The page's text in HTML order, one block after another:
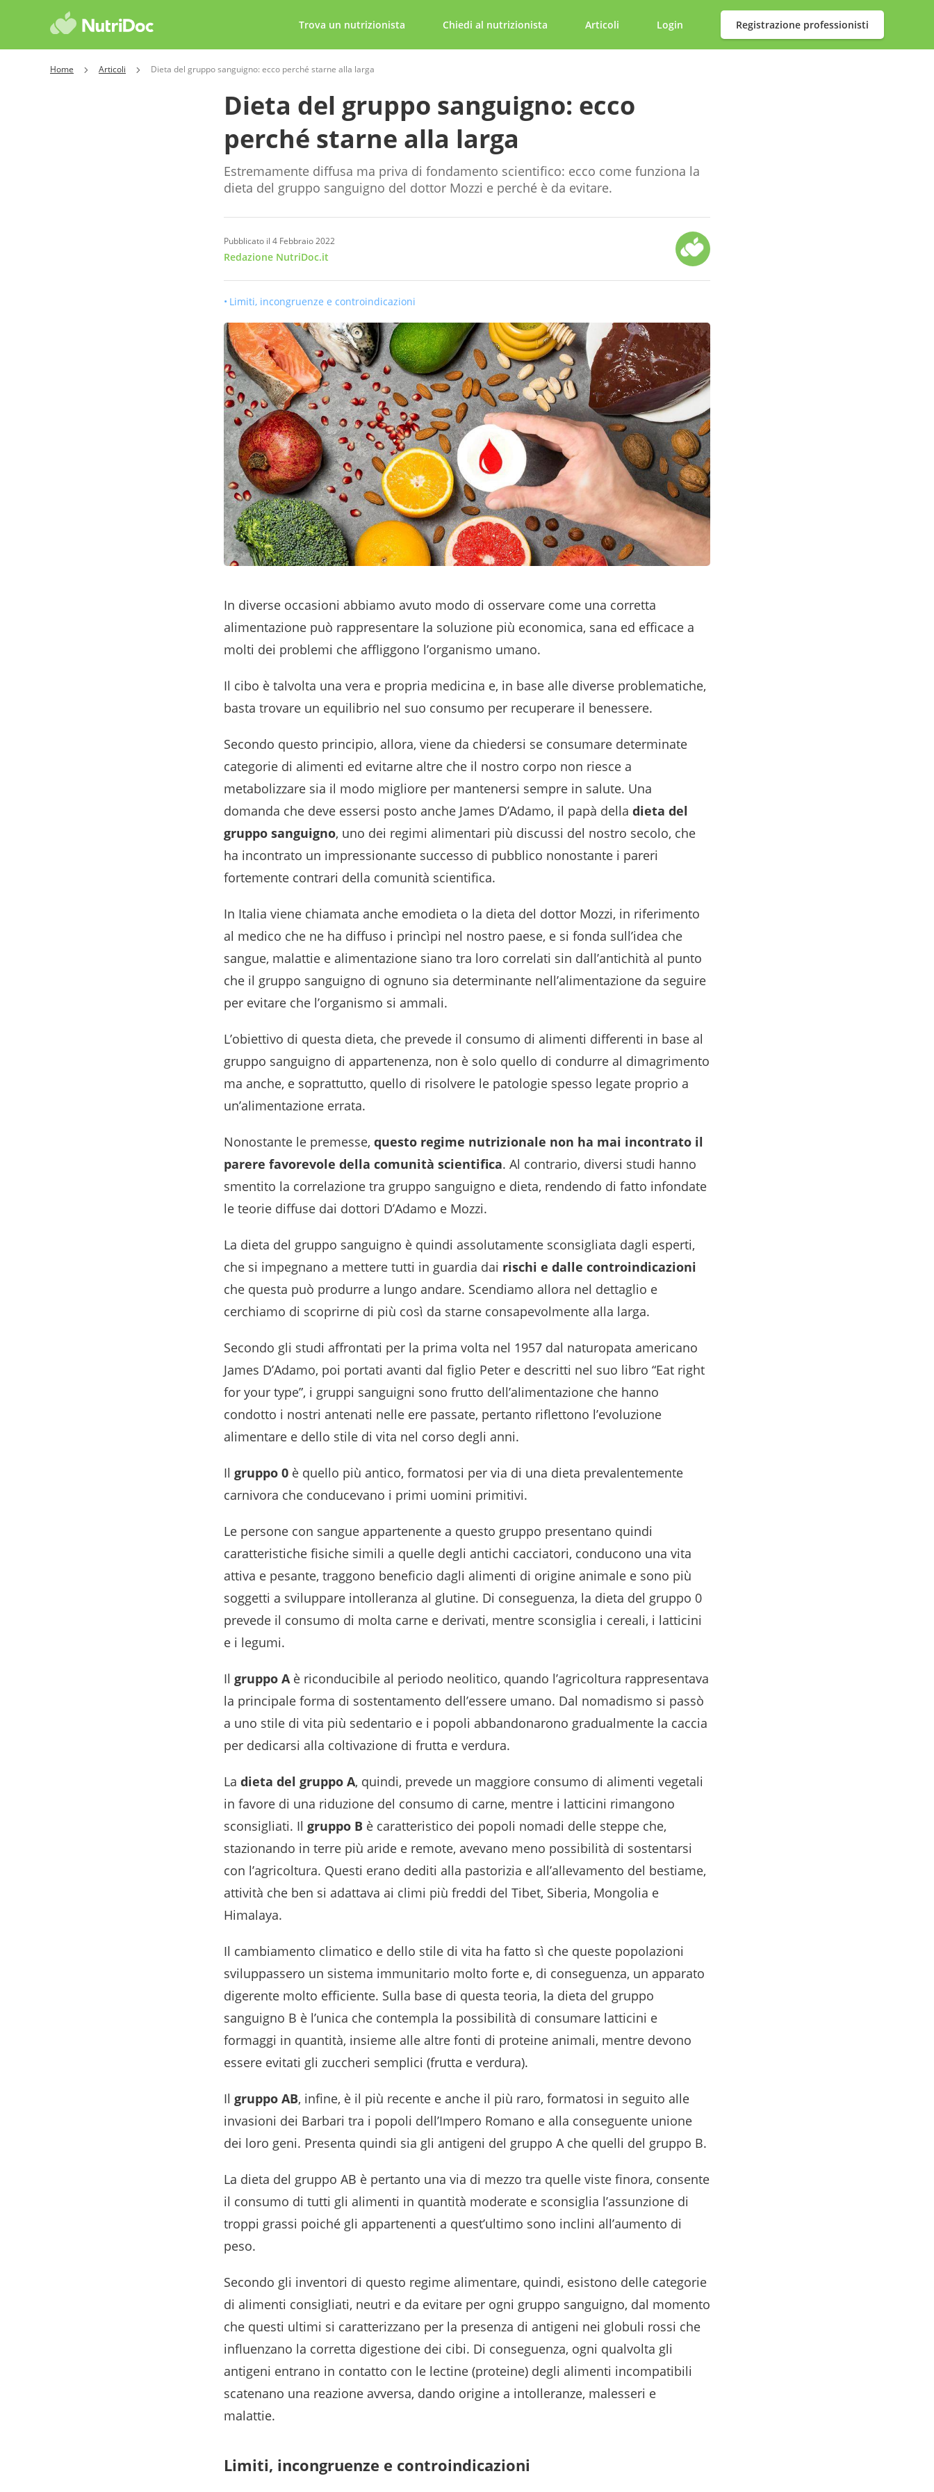
Trova un nutrizionista Chiedi al nutrizionista Articoli Login Registrazione professionisti
Home Articoli Dieta del gruppo sanguigno: ecco perché starne alla larga
Dieta del gruppo sanguigno: ecco
perché starne alla larga
Estremamente diffusa ma priva di fondamento scientifico: ecco come funziona la
dieta del gruppo sanguigno del dottor Mozzi e perché è da evitare.
Pubblicato il 4 Febbraio 2022
Redazione NutriDoc.it
Limiti, incongruenze e controindicazioni
In diverse occasioni abbiamo avuto modo di osservare come una corretta
alimentazione può rappresentare la soluzione più economica, sana ed efficace a
molti dei problemi che affliggono l’organismo umano.
Il cibo è talvolta una vera e propria medicina e, in base alle diverse problematiche,
basta trovare un equilibrio nel suo consumo per recuperare il benessere.
Secondo questo principio, allora, viene da chiedersi se consumare determinate
categorie di alimenti ed evitarne altre che il nostro corpo non riesce a
metabolizzare sia il modo migliore per mantenersi sempre in salute. Una
domanda che deve essersi posto anche James D’Adamo, il papà della dieta del
gruppo sanguigno, uno dei regimi alimentari più discussi del nostro secolo, che
ha incontrato un impressionante successo di pubblico nonostante i pareri
fortemente contrari della comunità scientifica.
In Italia viene chiamata anche emodieta o la dieta del dottor Mozzi, in riferimento
al medico che ne ha diffuso i princìpi nel nostro paese, e si fonda sull’idea che
sangue, malattie e alimentazione siano tra loro correlati sin dall’antichità al punto
che il gruppo sanguigno di ognuno sia determinante nell’alimentazione da seguire
per evitare che l’organismo si ammali.
L’obiettivo di questa dieta, che prevede il consumo di alimenti differenti in base al
gruppo sanguigno di appartenenza, non è solo quello di condurre al dimagrimento
ma anche, e soprattutto, quello di risolvere le patologie spesso legate proprio a
un’alimentazione errata.
Nonostante le premesse, questo regime nutrizionale non ha mai incontrato il
parere favorevole della comunità scientifica. Al contrario, diversi studi hanno
smentito la correlazione tra gruppo sanguigno e dieta, rendendo di fatto infondate
le teorie diffuse dai dottori D’Adamo e Mozzi.
La dieta del gruppo sanguigno è quindi assolutamente sconsigliata dagli esperti,
che si impegnano a mettere tutti in guardia dai rischi e dalle controindicazioni
che questa può produrre a lungo andare. Scendiamo allora nel dettaglio e
cerchiamo di scoprirne di più così da starne consapevolmente alla larga.
Secondo gli studi affrontati per la prima volta nel 1957 dal naturopata americano
James D’Adamo, poi portati avanti dal figlio Peter e descritti nel suo libro “Eat right
for your type”, i gruppi sanguigni sono frutto dell’alimentazione che hanno
condotto i nostri antenati nelle ere passate, pertanto riflettono l’evoluzione
alimentare e dello stile di vita nel corso degli anni.
Il gruppo 0 è quello più antico, formatosi per via di una dieta prevalentemente
carnivora che conducevano i primi uomini primitivi.
Le persone con sangue appartenente a questo gruppo presentano quindi
caratteristiche fisiche simili a quelle degli antichi cacciatori, conducono una vita
attiva e pesante, traggono beneficio dagli alimenti di origine animale e sono più
soggetti a sviluppare intolleranza al glutine. Di conseguenza, la dieta del gruppo 0
prevede il consumo di molta carne e derivati, mentre sconsiglia i cereali, i latticini
e i legumi.
Il gruppo Aè riconducibile al periodo neolitico, quando l’agricoltura rappresentava
la principale forma di sostentamento dell’essere umano. Dal nomadismo si passò
a uno stile di vita più sedentario e i popoli abbandonarono gradualmente la caccia
per dedicarsi alla coltivazione di frutta e verdura.
La dieta del gruppo A, quindi, prevede un maggiore consumo di alimenti vegetali
in favore di una riduzione del consumo di carne, mentre i latticini rimangono
sconsigliati. Il gruppo B è caratteristico dei popoli nomadi delle steppe che,
stazionando in terre più aride e remote, avevano meno possibilità di sostentarsi
con l’agricoltura. Questi erano dediti alla pastorizia e all’allevamento del bestiame,
attività che ben si adattava ai climi più freddi del Tibet, Siberia, Mongolia e
Himalaya.
Il cambiamento climatico e dello stile di vita ha fatto sì che queste popolazioni
sviluppassero un sistema immunitario molto forte e, di conseguenza, un apparato
digerente molto efficiente. Sulla base di questa teoria, la dieta del gruppo
sanguigno B è l’unica che contempla la possibilità di consumare latticini e
formaggi in quantità, insieme alle altre fonti di proteine animali, mentre devono
essere evitati gli zuccheri semplici (frutta e verdura).
Il gruppo AB, infine, è il più recente e anche il più raro, formatosi in seguito alle
invasioni dei Barbari tra i popoli dell’Impero Romano e alla conseguente unione
dei loro geni. Presenta quindi sia gli antigeni del gruppo A che quelli del gruppo B.
La dieta del gruppo AB è pertanto una via di mezzo tra quelle viste finora, consente
il consumo di tutti gli alimenti in quantità moderate e sconsiglia l’assunzione di
troppi grassi poiché gli appartenenti a quest’ultimo sono inclini all’aumento di
peso.
Secondo gli inventori di questo regime alimentare, quindi, esistono delle categorie
di alimenti consigliati, neutri e da evitare per ogni gruppo sanguigno, dal momento
che questi ultimi si caratterizzano per la presenza di antigeni nei globuli rossi che
influenzano la corretta digestione dei cibi. Di conseguenza, ogni qualvolta gli
antigeni entrano in contatto con le lectine (proteine) degli alimenti incompatibili
scatenano una reazione avversa, dando origine a intolleranze, malesseri e
malattie.
Limiti, incongruenze e controindicazioni